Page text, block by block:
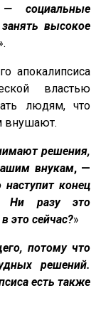
социальные
высокое
апокалипсиса
властью
людям, что
внушают.
решения,
внукам, —
конец
Ни разу это
это сейчас?»
потому что
решений.
есть также